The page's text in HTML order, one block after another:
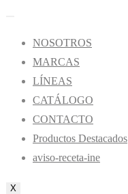
NOSOTROS
MARCAS
LÍNEAS
CATÁLOGO
CONTACTO
Productos Destacados
aviso-receta-ine
X